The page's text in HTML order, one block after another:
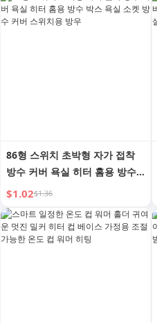
86형 스위치 초박형 자가 접착
방수 커버 욕실 히터 홈용 방수
박스 욕실 소켓 방수 커버 스위
치용 방우
$1.02$1.36